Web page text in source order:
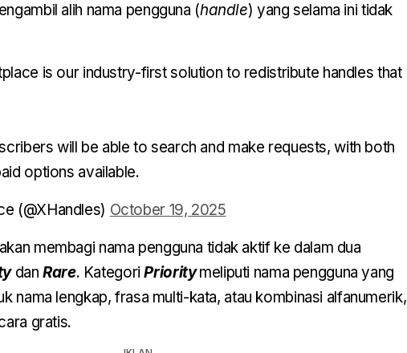
alih nama pengguna (handle) yang selama ini tidak
is our industry-first solution to redistribute handles that
will be able to search and make requests, with both
options available.
(@XHandles) October 19, 2025
membagi nama pengguna tidak aktif ke dalam dua
danRare. KategoriPrioritymeliputi nama pengguna yang
nama lengkap, frasa multi-kata, atau kombinasi alfanumerik,
gratis.